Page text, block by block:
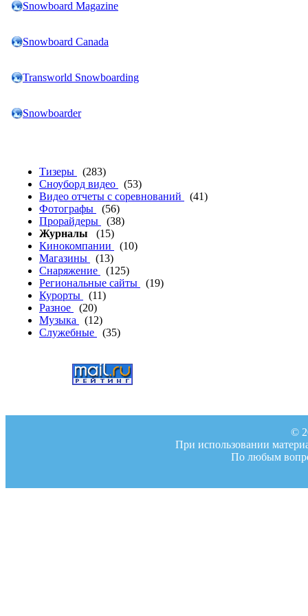
Snowboard Magazine
Snowboard Canada
Transworld Snowboarding
Snowboarder
Тизеры
(283)
Сноуборд видео
(53)
Видео отчеты с соревнований
(41)
Фотографы
(56)
Прорайдеры
(38)
Журналы
(15)
Кинокомпании
(10)
Магазины
(13)
Снаряжение
(125)
Региональные сайты
(19)
Курорты
(11)
Разное
(20)
Музыка
(12)
Служебные
(35)
©
При использовании
По любым